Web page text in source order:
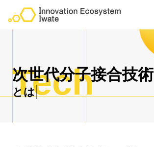
次世代分子接合技術
とは
Tech